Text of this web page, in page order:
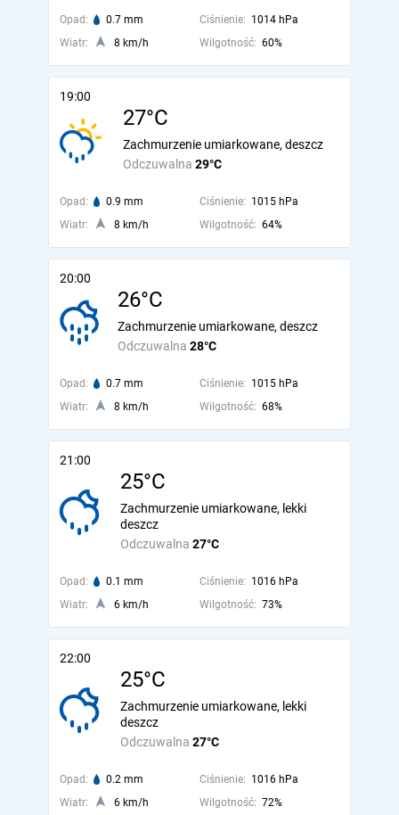
Opad: 0.7 mm Ciśnienie: 1014 hPa
Wiatr:
8 km/h Wilgotność: 60%
19:00
27°C
Odczuwalna 29°C
Zachmurzenie umiarkowane, deszcz
Opad: 0.9 mm Ciśnienie: 1015 hPa
Wiatr:
8 km/h Wilgotność: 64%
20:00
26°C
Odczuwalna 28°C
Zachmurzenie umiarkowane, deszcz
Opad: 0.7 mm Ciśnienie: 1015 hPa
Wiatr:
8 km/h Wilgotność: 68%
21:00
25°C
Odczuwalna 27°C
Zachmurzenie umiarkowane, lekki
deszcz
Opad: 0.1 mm Ciśnienie: 1016 hPa
Wiatr:
6 km/h Wilgotność: 73%
22:00
25°C
Odczuwalna 27°C
Zachmurzenie umiarkowane, lekki
deszcz
Opad: 0.2 mm Ciśnienie: 1016 hPa
Wiatr:
6 km/h Wilgotność: 72%